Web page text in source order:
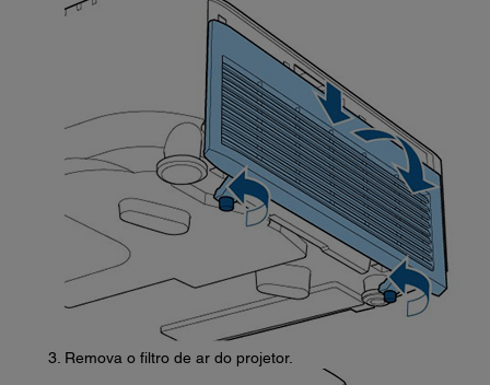
Remova o filtro de ar do projetor.